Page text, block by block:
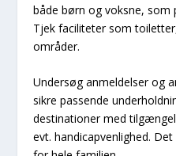
både børn og voksne, som
Tjek faciliteter som
områder.
Undersøg anmeldelser og
sikre passende
destinationer med
evt. handicapvenlighed.